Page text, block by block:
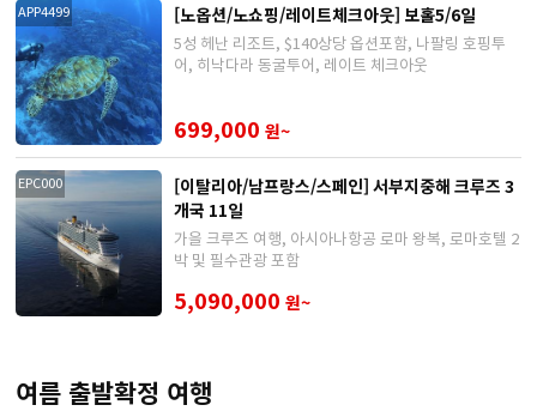
APP4499 [노옵션/노쇼핑/레이트체크아웃] 보홀5/6일
5성 헤난 리조트, $140상당 옵션포함, 나팔링 호핑투
어, 히낙다라 동굴투어, 레이트 체크아웃
699,000 원~
EPC000
[이탈리아/남프랑스/스페인] 서부지중해 크루즈 3
개국 11일
가을 크루즈 여행, 아시아나항공 로마 왕복, 로마호텔 2
박 및 필수관광 포함
5,090,000 원~
여름 출발확정 여행